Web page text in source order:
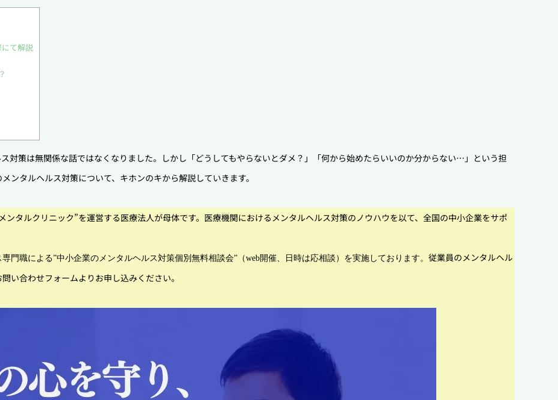
て解説
対策は無関係な話ではなくなりました。しかし「どうしてもやらないとダメ？」「何から始めたらいいのか分からない…」という担
ンタルヘルス対策について、キホンのキから解説していきます。
タルクリニック”を運営する医療法人が母体です。医療機関におけるメンタルヘルス対策のノウハウを以て、全国の中小企業をサポ
門職による”中小企業のメンタルヘルス対策個別無料相談会”（web開催、日時は応相談）を実施しております。 従業員のメンタルヘル
い合わせフォームよりお申し込みください。